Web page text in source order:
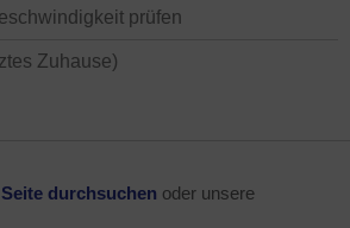
prüfen
Zuhause)
Seite durchsuchen oder unsere